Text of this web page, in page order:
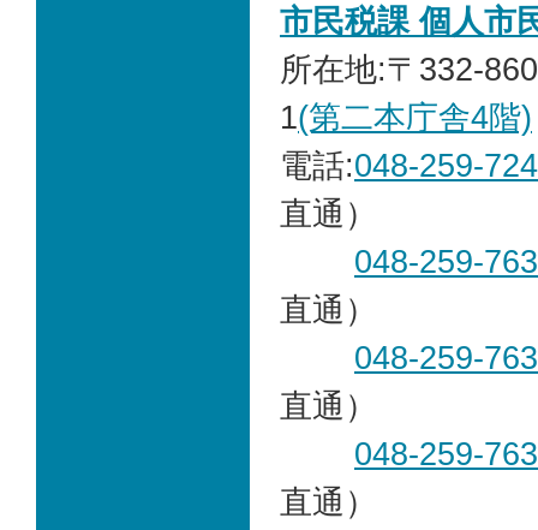
市民税課 個人市
所在地:〒332-
1(第二本庁舎4階)
電話:048-259-
直通）
048-259-
直通）
048-259-
直通）
048-259-
直通）